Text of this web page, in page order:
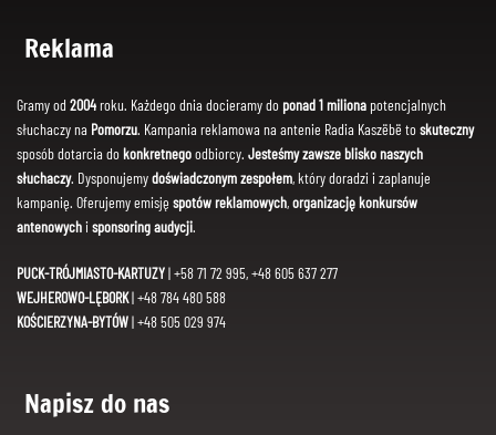
Reklama
Gramy od 2004roku. Każdego dnia docieramy do ponad 1 miliona potencjalnych
słuchaczy na Pomorzu. Kampania reklamowa na antenie Radia Kaszëbë toskuteczny
sposób dotarcia dokonkretnegoodbiorcy. Jesteśmy zawsze blisko naszych
słuchaczy. Dysponujemydoświadczonym zespołem, który doradzi i zaplanuje
kampanię. Oferujemy emisję spotów reklamowych,organizację konkursów
antenowychi sponsoring audycji.
PUCK-TRÓJMIASTO-KARTUZY| +58 71 72 995, +48 605 637 277
WEJHEROWO-LĘBORK| +48 784 480 588
KOŚCIERZYNA-BYTÓW| +48 505 029 974
Napisz do nas